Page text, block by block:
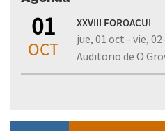
01
OCT
XXVIII FOROACUI
jue, 01 oct - vie,
Auditorio de O